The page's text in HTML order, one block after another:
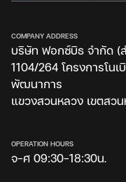
COMPANY ADDRESS
บริษัท ฟอกซ์บิธ จำกัด (
1104/264 โครงการโ
พัฒนาการ
แขวงสวนหลวง เขตสว
OPERATION HOURS
จ-ศ 09:30-18:30น.